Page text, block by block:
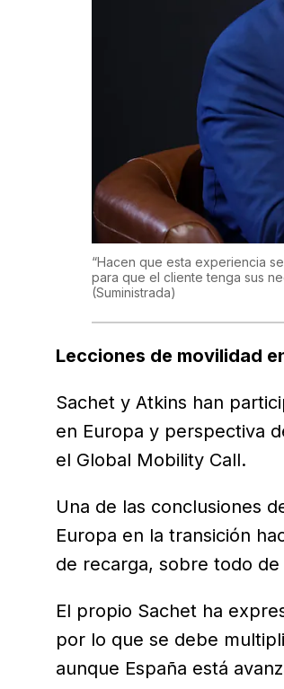
“Hacen que esta experiencia
para que el cliente tenga sus
(Suministrada)
Lecciones de movilidad
Sachet y Atkins han
en Europa y perspectiva
el Global Mobility Call.
Una de las conclusiones
Europa en la transición
de recarga, sobre todo de
El propio Sachet ha
por lo que se debe
aunque España está